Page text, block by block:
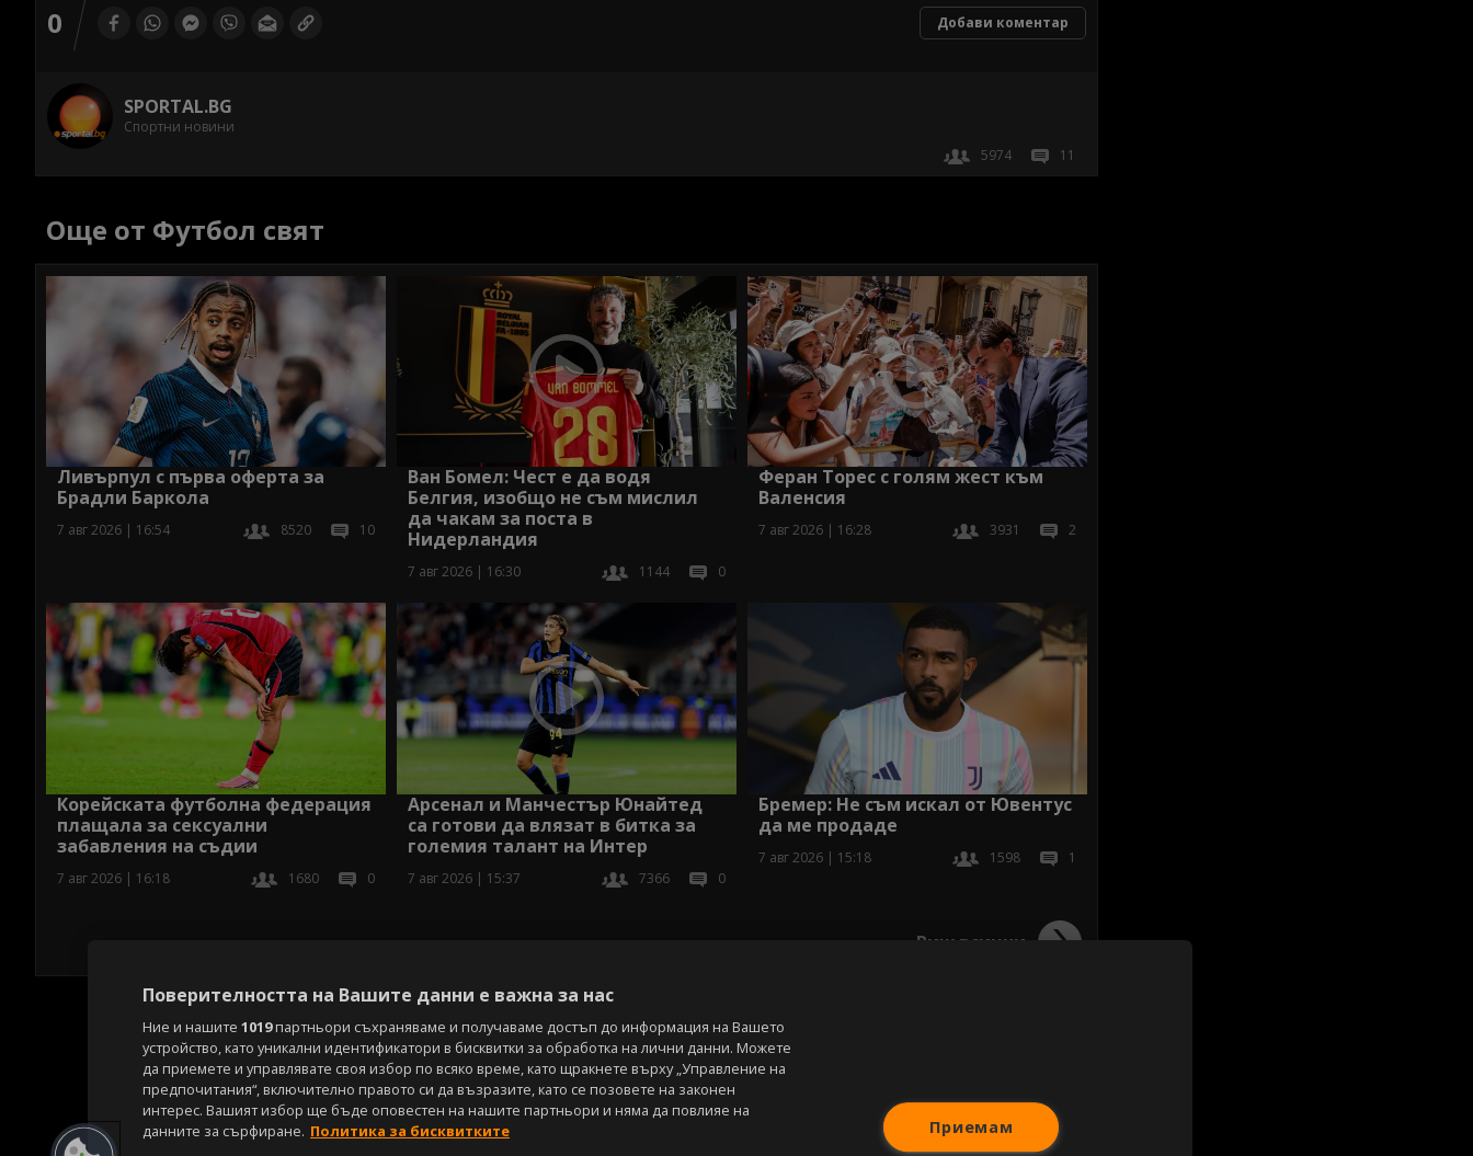
0 Добави коментар
SPORTAL.BG
Спортни новини
5974
11
Още от Футбол свят
Ливърпул с първа оферта за
Брадли Баркола
7 авг 2026 | 16:54 8520 10
Ван Бомел: Чест е да водя
Белгия, изобщо не съм мислил
да чакам за поста в
Нидерландия
7 авг 2026 | 16:30 1144 0
Феран Торес с голям жест към
Валенсия
7 авг 2026 | 16:28 3931 2
Корейската футболна федерация
плащала за сексуални
забавления на съдии
7 авг 2026 | 16:18 1680 0
Арсенал и Манчестър Юнайтед
са готови да влязат в битка за
големия талант на Интер
7 авг 2026 | 15:37 7366 0
Бремер: Не съм искал от Ювентус
да ме продаде
7 авг 2026 | 15:18 1598 1
Виж всички
Поверителността на Вашите данни е важна за нас
Ние и нашите 1019партньори съхраняваме и получаваме достъп до информация на Вашето
устройство, като уникални идентификатори в бисквитки за обработка на лични данни. Можете
да приемете и управлявате своя избор по всяко време, като щракнете върху „Управление на
предпочитания“, включително правото си да възразите, като се позовете на законен
интерес. Вашият избор ще бъде оповестен на нашите партньори и няма да повлияе на
данните за сърфиране. Политика за бисквитките
Приемам